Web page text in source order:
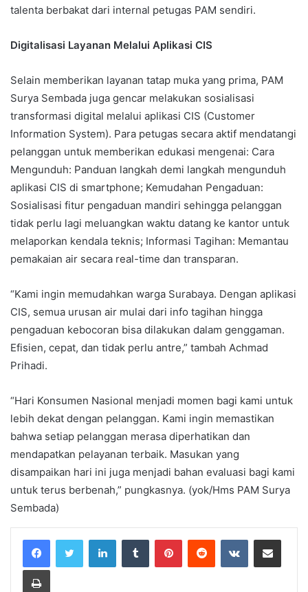
talenta berbakat dari internal petugas PAM sendiri.
Digitalisasi Layanan Melalui Aplikasi CIS
Selain memberikan layanan tatap muka yang prima, PAM
Surya Sembada juga gencar melakukan sosialisasi
transformasi digital melalui aplikasi CIS (Customer
Information System). Para petugas secara aktif mendatangi
pelanggan untuk memberikan edukasi mengenai: Cara
Mengunduh: Panduan langkah demi langkah mengunduh
aplikasi CIS di smartphone; Kemudahan Pengaduan:
Sosialisasi fitur pengaduan mandiri sehingga pelanggan
tidak perlu lagi meluangkan waktu datang ke kantor untuk
melaporkan kendala teknis; Informasi Tagihan: Memantau
pemakaian air secara real-time dan transparan.
“Kami ingin memudahkan warga Surabaya. Dengan aplikasi
CIS, semua urusan air mulai dari info tagihan hingga
pengaduan kebocoran bisa dilakukan dalam genggaman.
Efisien, cepat, dan tidak perlu antre,” tambah Achmad
Prihadi.
“Hari Konsumen Nasional menjadi momen bagi kami untuk
lebih dekat dengan pelanggan. Kami ingin memastikan
bahwa setiap pelanggan merasa diperhatikan dan
mendapatkan pelayanan terbaik. Masukan yang
disampaikan hari ini juga menjadi bahan evaluasi bagi kami
untuk terus berbenah,” pungkasnya. (yok/Hms PAM Surya
Sembada)
LinkedInTumblr PinterestReddit VKontakteShare via Email
Print